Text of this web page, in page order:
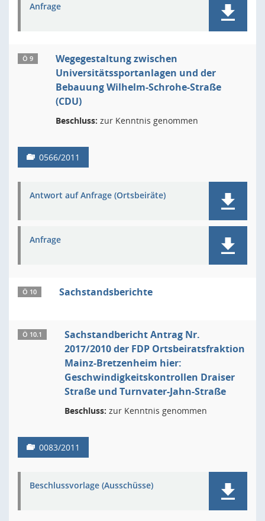
Anfrage
Ö 9
Wegegestaltung zwischen
Universitätssportanlagen und der
Bebauung Wilhelm-Schrohe-Straße
(CDU)
Beschluss: zur Kenntnis genommen
0566/2011
Antwort auf Anfrage (Ortsbeiräte)
Anfrage
Ö 10 Sachstandsberichte
Ö 10.1
Sachstandbericht Antrag Nr.
2017/2010 der FDP Ortsbeiratsfraktion
Mainz-Bretzenheim hier:
Geschwindigkeitskontrollen Draiser
Straße und Turnvater-Jahn-Straße
Beschluss: zur Kenntnis genommen
0083/2011
Beschlussvorlage (Ausschüsse)